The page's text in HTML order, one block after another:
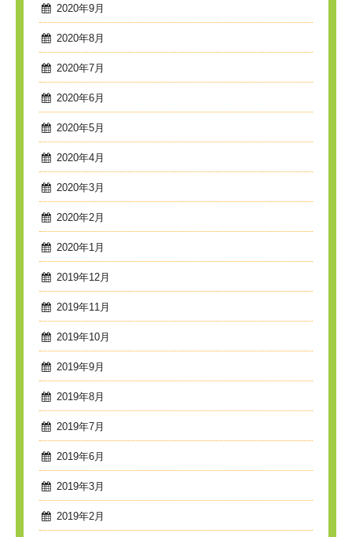
2020年9月
2020年8月
2020年7月
2020年6月
2020年5月
2020年4月
2020年3月
2020年2月
2020年1月
2019年12月
2019年11月
2019年10月
2019年9月
2019年8月
2019年7月
2019年6月
2019年3月
2019年2月